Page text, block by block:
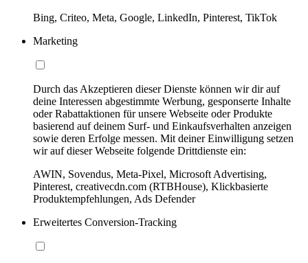
Bing, Criteo, Meta, Google, LinkedIn, Pinterest, TikTok
Marketing
Durch das Akzeptieren dieser Dienste können wir dir auf
deine Interessen abgestimmte Werbung, gesponserte Inhalte
oder Rabattaktionen für unsere Webseite oder Produkte
basierend auf deinem Surf- und Einkaufsverhalten anzeigen
sowie deren Erfolge messen. Mit deiner Einwilligung setzen
wir auf dieser Webseite folgende Drittdienste ein:
AWIN, Sovendus, Meta-Pixel, Microsoft Advertising,
Pinterest, creativecdn.com (RTBHouse), Klickbasierte
Produktempfehlungen, Ads Defender
Erweitertes Conversion-Tracking